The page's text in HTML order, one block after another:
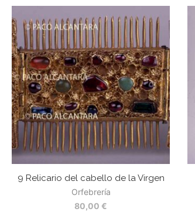
9 Relicario del cabello de la Virgen
Orfebrería
80,00 €